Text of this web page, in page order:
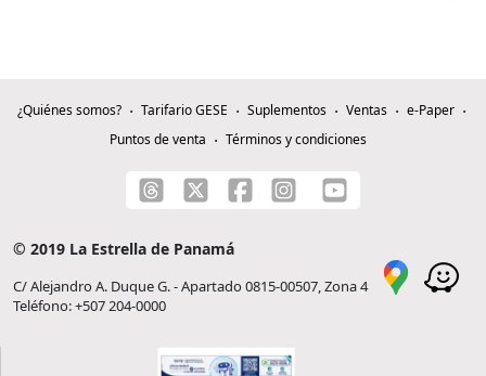
¿Quiénes somos? Tarifario GESE Suplementos Ventas
e-Paper
Puntos de venta
Términos y condiciones
© 2019 La Estrella de Panamá
C/ Alejandro A. Duque G. - Apartado 0815-00507, Zona 4
Teléfono: +507 204-0000